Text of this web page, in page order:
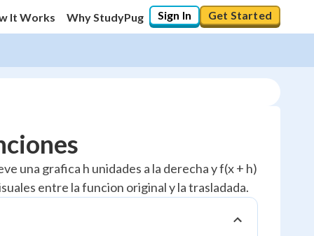
It Works Why StudyPug Sign In Get Started
una grafica h unidades a la derecha y f(x + h)
entre la funcion original y la trasladada.